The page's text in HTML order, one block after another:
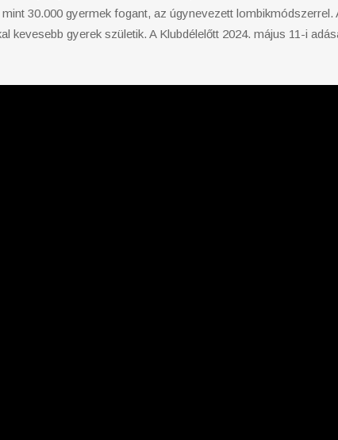
30.000 gyermek fogant, az úgynevezett lombikmódszerrel.
kevesebb gyerek születik. A Klubdélelőtt 2024. május 11-i